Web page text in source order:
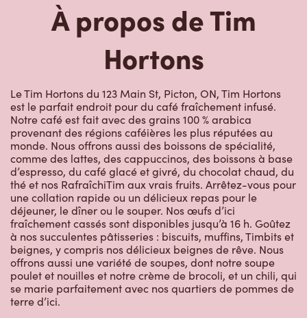
Le Tim Hortons du 123 Main St, Picton, ON, Tim Hortons
est le parfait endroit pour du café fraîchement infusé.
Notre café est fait avec des grains 100 % arabica
monde. Nous offrons aussi des boissons de spécialité,
comme des lattes, des cappuccinos, des boissons à base
d’espresso, du café glacé et givré, du chocolat chaud, du
thé et nos RafraîchiTim aux vrais fruits. Arrêtez-vous pour
une collation rapide ou un délicieux repas pour le
déjeuner, le dîner ou le souper. Nos œufs d’ici
fraîchement cassés sont disponibles jusqu’à 16 h. Goûtez
à nos succulentes pâtisseries : biscuits, muffins, Timbits et
beignes, y compris nos délicieux beignes de rêve. Nous
offrons aussi une variété de soupes, dont notre soupe
poulet et nouilles et notre crème de brocoli, et un chili, qui
se marie parfaitement avec nos quartiers de pommes de
terre d’ici.